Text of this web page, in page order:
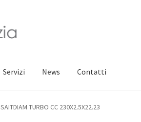
Servizi News Contatti
SAITDIAM TURBO CC 230X2.5X22.23